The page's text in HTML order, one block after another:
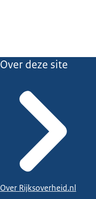
Over deze site
Over Rijksoverheid.nl